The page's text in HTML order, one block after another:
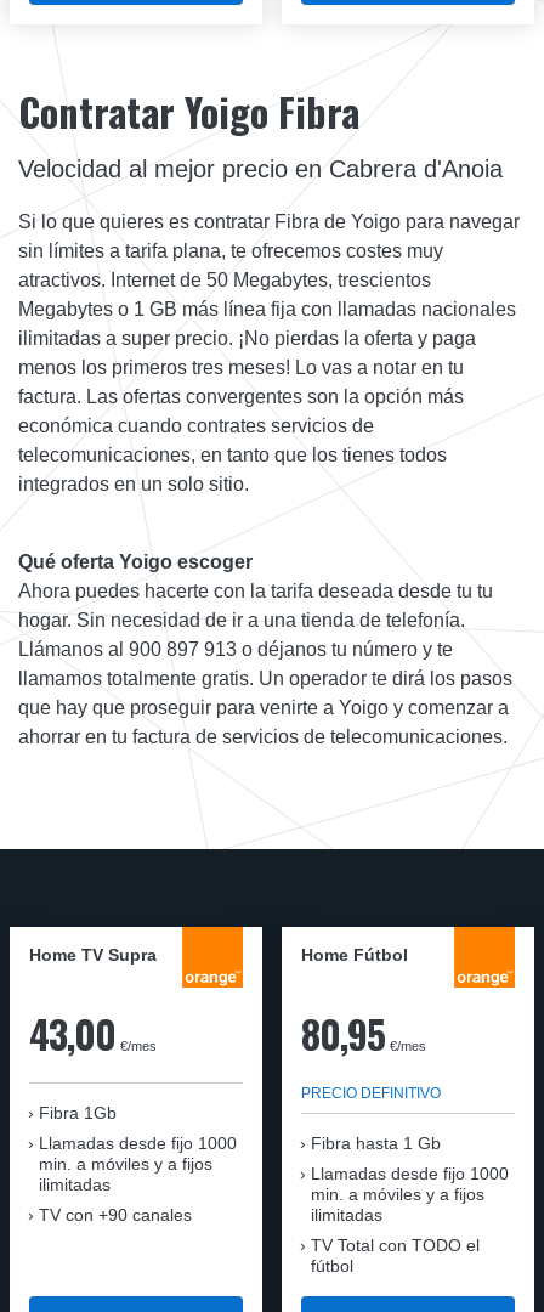
Contratar Yoigo Fibra
Velocidad al mejor precio en Cabrera d'Anoia
Si lo que quieres es contratar Fibra de Yoigo para navegar
sin límites a tarifa plana, te ofrecemos costes muy
atractivos. Internet de 50 Megabytes, trescientos
Megabytes o 1 GB más línea fija con llamadas nacionales
ilimitadas a super precio. ¡No pierdas la oferta y paga
menos los primeros tres meses! Lo vas a notar en tu
factura. Las ofertas convergentes son la opción más
económica cuando contrates servicios de
telecomunicaciones, en tanto que los tienes todos
integrados en un solo sitio.
Qué oferta Yoigo escoger
Ahora puedes hacerte con la tarifa deseada desde tu tu
hogar. Sin necesidad de ir a una tienda de telefonía.
Llámanos al 900 897 913 o déjanos tu número y te
llamamos totalmente gratis. Un operador te dirá los pasos
que hay que proseguir para venirte a Yoigo y comenzar a
ahorrar en tu factura de servicios de telecomunicaciones.
Home TV Supra
43,00 €/mes
Fibra 1Gb
Llamadas desde fijo 1000
min. a móviles y a fijos
ilimitadas
TV con +90 canales
Home Fútbol
80,95 €/mes
PRECIO DEFINITIVO
Fibra hasta 1 Gb
Llamadas desde fijo 1000
min. a móviles y a fijos
ilimitadas
TV Total con TODO el
fútbol